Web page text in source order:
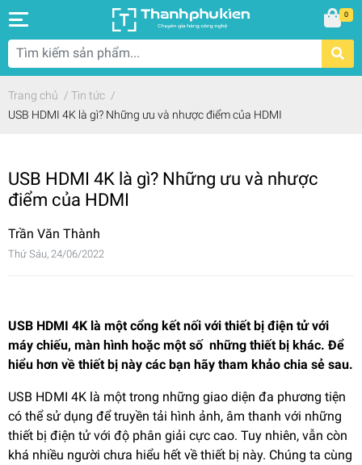
0
Trang chủ / Tin tức /
USB HDMI 4K là gì? Những ưu và nhược điểm của HDMI
USB HDMI 4K là gì? Những ưu và nhược
điểm của HDMI
Trần Văn Thành
Thứ Sáu, 24/06/2022
USB HDMI 4K là một cổng kết nối với thiết bị điện tử với
máy chiếu, màn hình hoặc một số những thiết bị khác. Để
hiểu hơn về thiết bị này các bạn hãy tham khảo chia sẻ sau.
USB HDMI 4K là một trong những giao diện đa phương tiện
có thể sử dụng để truyền tải hình ảnh, âm thanh với những
thiết bị điện tử với độ phân giải cực cao. Tuy nhiên, vẫn còn
khá nhiều người chưa hiểu hết về thiết bị này. Chúng ta cùng